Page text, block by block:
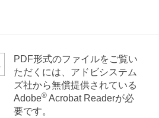
PDF形式のファイルをご覧い
ただくには、アドビシステム
ズ社から無償提供されている
Adobe®Acrobat Readerが必
要です。